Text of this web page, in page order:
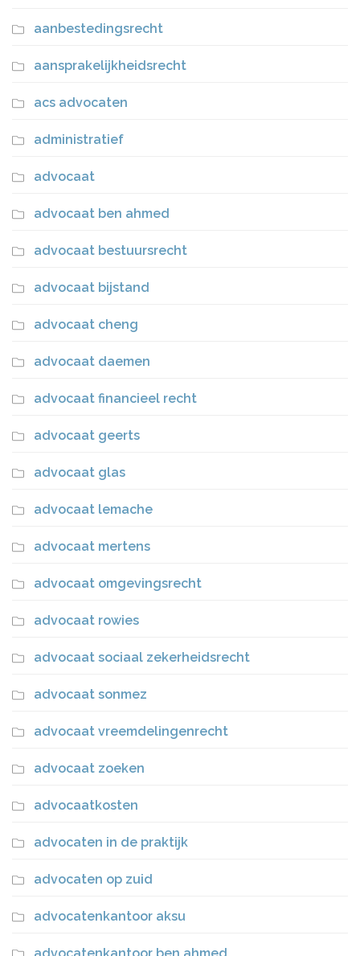
aanbestedingsrecht
aansprakelijkheidsrecht
acs advocaten
administratief
advocaat
advocaat ben ahmed
advocaat bestuursrecht
advocaat bijstand
advocaat cheng
advocaat daemen
advocaat financieel recht
advocaat geerts
advocaat glas
advocaat lemache
advocaat mertens
advocaat omgevingsrecht
advocaat rowies
advocaat sociaal zekerheidsrecht
advocaat sonmez
advocaat vreemdelingenrecht
advocaat zoeken
advocaatkosten
advocaten in de praktijk
advocaten op zuid
advocatenkantoor aksu